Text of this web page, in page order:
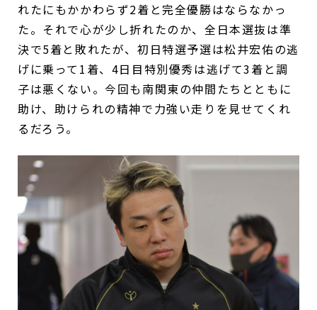
れたにもかかわらず2着と完全優勝はならなかっ
た。それで心が少し折れたのか、全日本選抜は準
決で5着と敗れたが、初日特選予選は松井宏佑の逃
げに乗って1着、4日目特別優秀は逃げて3着と調
子は悪くない。今回も南関東の仲間たちとともに
助け、助けられの精神で力強い走りを見せてくれ
るだろう。